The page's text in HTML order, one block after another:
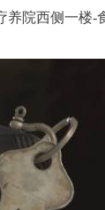
院西侧一楼-